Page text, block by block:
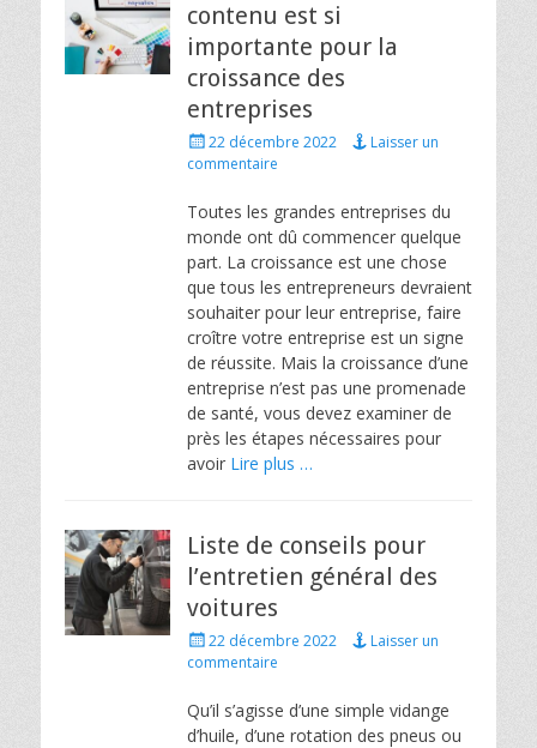
contenu est si
importante pour la
croissance des
entreprises
Posted
on
22 décembre 2022
Laisser un
commentaire
Toutes les grandes entreprises du
monde ont dû commencer quelque
part. La croissance est une chose
que tous les entrepreneurs devraient
souhaiter pour leur entreprise, faire
croître votre entreprise est un signe
de réussite. Mais la croissance d’une
entreprise n’est pas une promenade
de santé, vous devez examiner de
près les étapes nécessaires pour
avoir Lire plus …
Liste de conseils pour
l’entretien général des
voitures
Posted
on
22 décembre 2022
Laisser un
commentaire
Qu’il s’agisse d’une simple vidange
d’huile, d’une rotation des pneus ou